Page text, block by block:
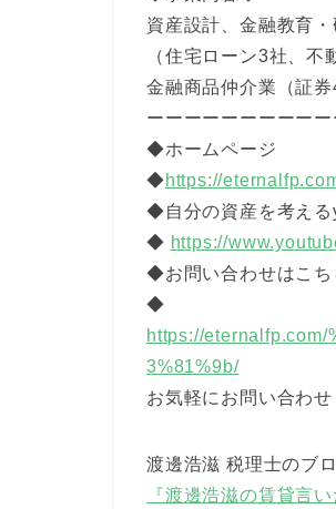
資産設計、金融教育
（住宅ローン3社、不
金融商品仲介業（証
ーーーーーーーーー
◆ホームページ
◆https://
◆自分の資産を考え
◆ https://
◆お問い合わせはこち
◆
https://eternalfp.com/
3%81%9b/
お気軽にお問い合わせ
渡邊浩滋 税理士のブ
『渡邊浩滋の賃貸言い